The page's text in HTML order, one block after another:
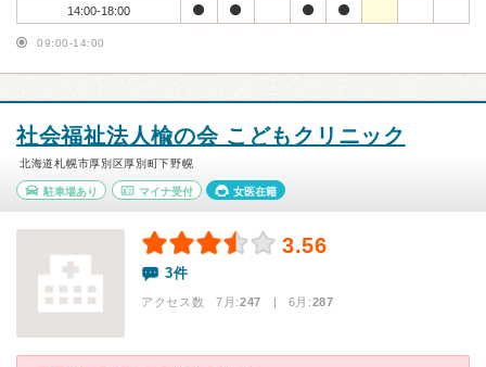
14:00-18:00
09:00-14:00
社会福祉法人楡の会 こどもクリニック
北海道札幌市厚別区厚別町下野幌
駐車場あり マイナ受付 女医在籍
3.56
3件
アクセス数 7月:247 | 6月:287